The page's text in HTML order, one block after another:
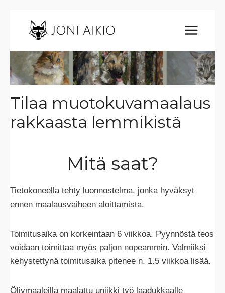
sisältöön
Tilaa muotokuvamaalaus
rakkaasta lemmikistä
Mitä saat?
Tietokoneella tehty luonnostelma, jonka hyväksyt
ennen maalausvaiheen aloittamista.
Toimitusaika on korkeintaan 6 viikkoa. Pyynnöstä teos
voidaan toimittaa myös paljon nopeammin. Valmiiksi
kehystettynä toimitusaika pitenee n. 1.5 viikkoa lisää.
Öljymaaleilla maalattu uniikki työ laadukkaalle